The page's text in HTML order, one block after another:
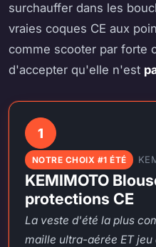
surchauffer dans les
vraies coques CE aux
comme scooter par forte
d'accepter qu'elle n'est
1
NOTRE CHOIX #1 ÉTÉ
KEMIMOTO
protections CE
La veste d'été la plus
maille ultra-aérée ET jeu